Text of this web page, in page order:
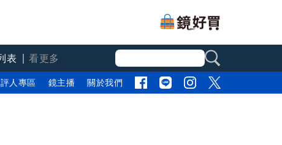
表
看更多
人專區 鏡主播 關於我們